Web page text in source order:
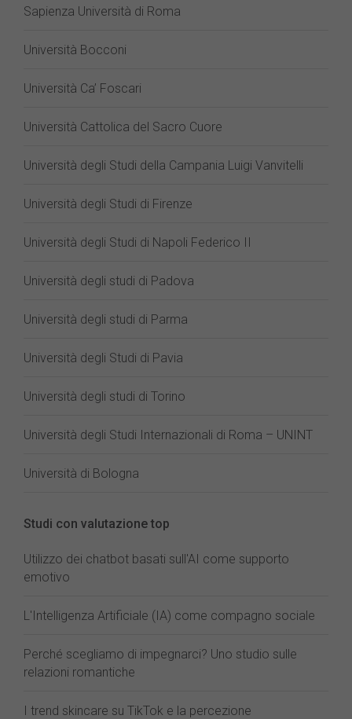
Sapienza Università di Roma
Università Bocconi
Università Ca’ Foscari
Università Cattolica del Sacro Cuore
Università degli Studi della Campania Luigi Vanvitelli
Università degli Studi di Firenze
Università degli Studi di Napoli Federico II
Università degli studi di Padova
Università degli studi di Parma
Università degli Studi di Pavia
Università degli studi di Torino
Università degli Studi Internazionali di Roma – UNINT
Università di Bologna
Studi con valutazione top
Utilizzo dei chatbot basati sull'AI come supporto
emotivo
L'Intelligenza Artificiale (IA) come compagno sociale
Perché scegliamo di impegnarci? Uno studio sulle
relazioni romantiche
I trend skincare su TikTok e la percezione